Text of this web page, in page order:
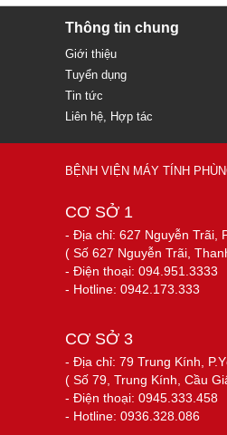
Thông tin chung
Giới thiệu
Tuyển dụng
Tin tức
Liên hệ, Hợp tác
BỆNH VIỆN MÁY TÍNH
CƠ SỞ 1
- Địa chỉ: 627 Nguyễn Trãi,
( Số 627 Nguyễn Trãi,
- Điện thoại: 094.951.3333
- Hotline: 0942.173.333
CƠ SỞ 3
- Địa chỉ: 79 Trung Kính,
( Số 79, Trung Kính, Cầu
- Điện thoại: 0945.333.458
- Hotline: 0936.328.086